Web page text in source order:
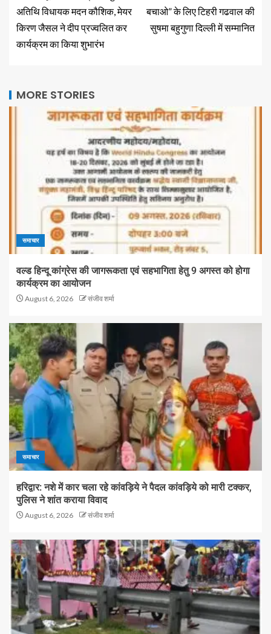
अतिथि विधायक मदन कौशिक, मेयर
किरण जैसल ने दीप प्रज्वलित कर
कार्यक्रम का किया शुभारंभ
बचाओ” के लिए टिहरी गढवाल की
सुषमा बहुगुणा दिल्ली में सम्मानित
MORE STORIES
समाचार
वल्ड हिन्दू कांग्रेस की जागरूकता एवं सहभागिता हेतु 9 अगस्त को होगा
कार्यक्रम का आयोजन
August 6, 2026 संजीव शर्मा
समाचार
हरिद्वार: नशे में कार चला रहे कांवड़िये ने पैदल कांवड़िये को मारी टक्कर,
पुलिस ने शांत कराया विवाद
August 6, 2026 संजीव शर्मा